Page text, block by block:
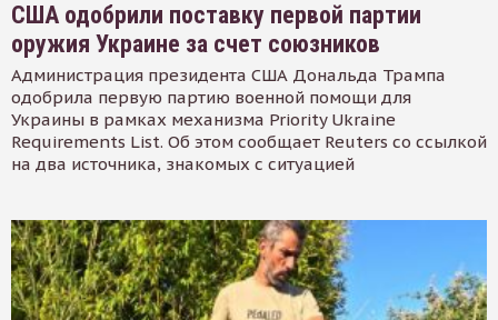
США одобрили поставку первой партии
оружия Украине за счет союзников
Администрация президента США Дональда Трампа
одобрила первую партию военной помощи для
Украины в рамках механизма Priority Ukraine
Requirements List. Об этом сообщает Reuters со ссылкой
на два источника, знакомых с ситуацией